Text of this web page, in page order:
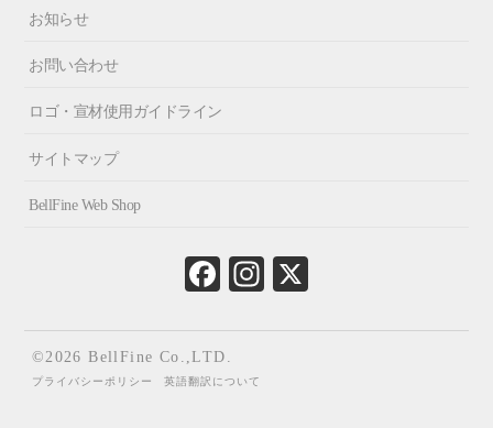
お知らせ
お問い合わせ
ロゴ・宣材使用ガイドライン
サイトマップ
BellFine Web Shop
Fa
ce
ok
In
st
©2026 BellFine Co.,LTD.
プライバシーポリシー 英語翻訳について